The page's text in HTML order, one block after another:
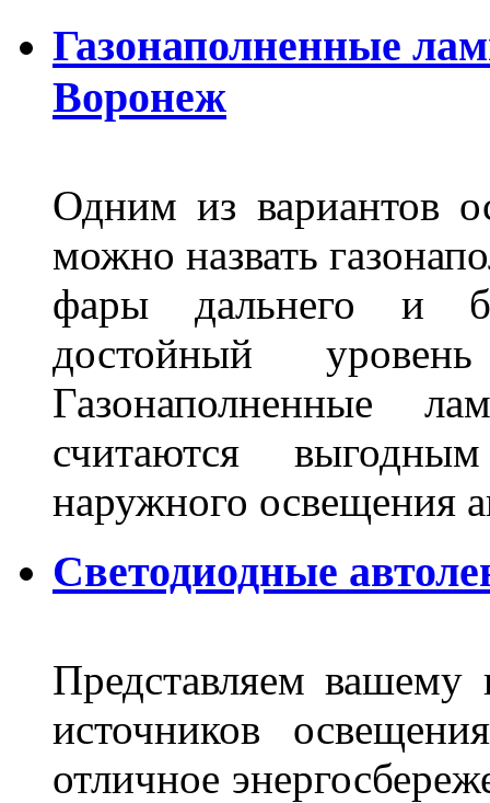
Газонаполненные
Воронеж
Одним из вариантов
можно назвать
фары дальнего и
достойный
Газонаполненные
считаются
наружного освещения
Светодиодные
Представляем
источников
отличное